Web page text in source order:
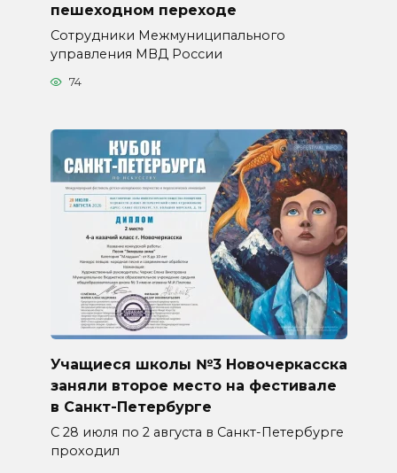
пешеходном переходе
Сотрудники Межмуниципального
управления МВД России
74
Учащиеся школы №3 Новочеркасска
заняли второе место на фестивале
в Санкт-Петербурге
С 28 июля по 2 августа в Санкт-Петербурге
проходил